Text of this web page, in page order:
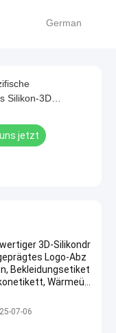
German
Silikon-3D
jetzt
3D-Silikondr
Logo-Abz
Bekleidungsetiket
Wärmeüb
Wärmeübertragungs-A
07-06